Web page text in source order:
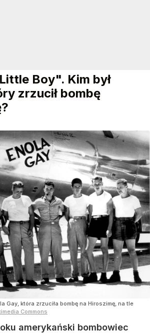
Boy". Kim był
zrzucił bombę
Gay, która zrzuciła bombę na Hiroszimę, na tle
Commons
amerykański bombowiec